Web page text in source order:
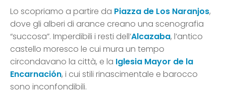
Lo scopriamo a partire da Piazza de Los Naranjos,
dove gli alberi di arance creano una scenografia
“succosa”. Imperdibili i resti dell’Alcazaba, l’antico
castello moresco le cui mura un tempo
circondavano la città, e la Iglesia Mayor de la
Encarnación, i cui stili rinascimentale e barocco
sono inconfondibili.